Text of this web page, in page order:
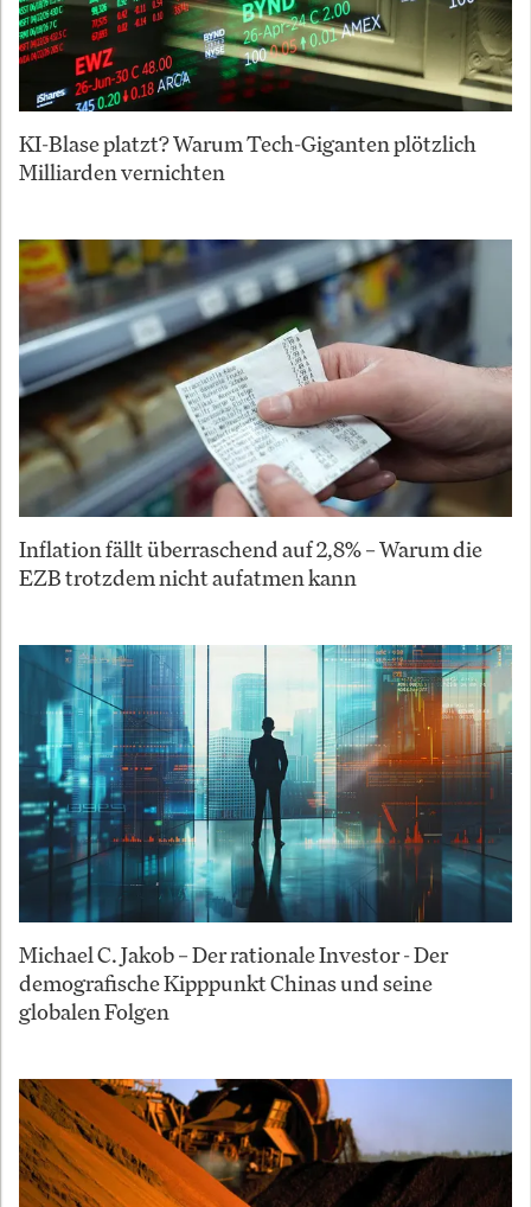
KI-Blase platzt? Warum Tech-Giganten plötzlich
Milliarden vernichten
Inflation fällt überraschend auf 2,8% – Warum die
EZB trotzdem nicht aufatmen kann
Michael C. Jakob – Der rationale Investor - Der
demografische Kipppunkt Chinas und seine
globalen Folgen